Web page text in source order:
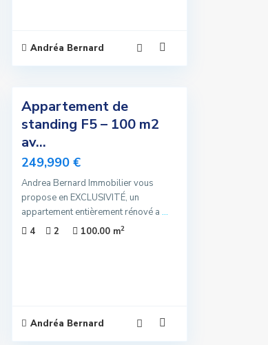
Andréa Bernard
Appartement de
standing F5 – 100 m2
av...
249,990 €
Andrea Bernard Immobilier vous
propose en EXCLUSIVITÉ, un
appartement entièrement rénové a ...
4
2 100.00 m2
Andréa Bernard